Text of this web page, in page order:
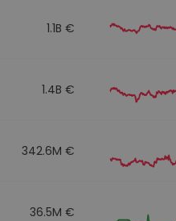
1.1B €
1.4B €
342.6M €
36.5M €